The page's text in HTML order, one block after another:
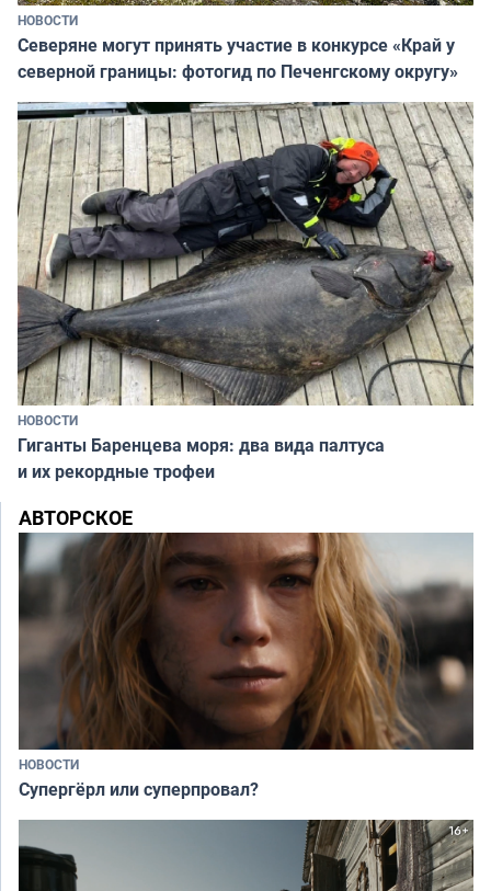
НОВОСТИ
Северяне могут принять участие в конкурсе «Край у
северной границы: фотогид по Печенгскому округу»
НОВОСТИ
Гиганты Баренцева моря: два вида палтуса
и их рекордные трофеи
АВТОРСКОЕ
НОВОСТИ
Супергёрл или суперпровал?